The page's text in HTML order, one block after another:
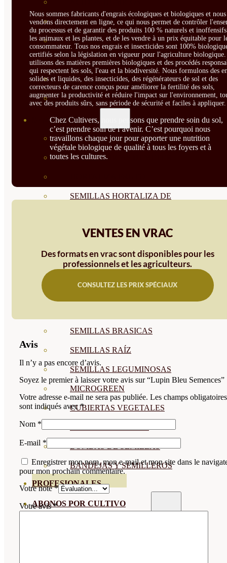
MATERIAS PRIMAS
PROTECCIÓN CULTIVOS Y
PLANTAS
PLANTAS INTERIOR
GROWPUNCH
SEMILLAS
VER TODAS
BIODINÁMICAS DEMETER
SEMILLAS HORTALIZA DE
SEMILLAS AROMÁTICAS
SEMILLAS FLORES
SEMILLAS BRASICAS
SEMILLAS RAÍZ
SEMILLAS LEGUMINOSAS
MICROGREEN
CUBIERTAS VEGETALES
BOMBAS DE SEMILLAS
BANDEJAS Y SEMILLEROS
PROFESIONALES
ABONOS POR CULTIVO
Nous sommes fabricants d'engrais écologiques et biologiques et nous
vendons directement en ligne, ce qui nous permet de contrôler
du processus et de garantir des produits 100 % naturels et
les animaux et les plantes, et de les vendre à un prix équitable pour
consommateur. Tous nos engrais et insecticides sont 100%
certifiés selon la législation en vigueur pour l'agriculture biologique.
utilisons des matières premières biologiques et des procédés
qui respectent les sols, l'eau et la biodiversité. Nous formulons des
solides et liquides, des insecticides, des régénérateurs de sol et des
correcteurs de carence conçus pour améliorer la fertilité des sols,
augmenter la productivité et réduire l'impact sur l'environnement,
avec des produits sûrs, sans période de sécurité et faciles à appliquer.
Chez Cultivers, nous pensons que prendre soin du sol,
c’est prendre soin de l’avenir. C’est pourquoi nous
travaillons chaque jour pour apporter une nutrition
végétale biologique de qualité à tous les foyers et à
toutes les cultures.
VENTES EN VRAC
Des formats en vrac sont disponibles pour les
professionnels et les agriculteurs.
CONSULTEZ LES PRIX SPÉCIAUX
Avis
Il n’y a pas encore d’avis.
Soyez le premier à laisser votre avis sur “Lupin Bleu Semences”
Votre adresse e-mail ne sera pas publiée. Les champs obligatoires
sont indiqués avec*
Nom *
E-mail *
Enregistrer mon nom, mon e-mail et mon site dans le
pour mon prochain commentaire.
Votre note*
Votre avis*